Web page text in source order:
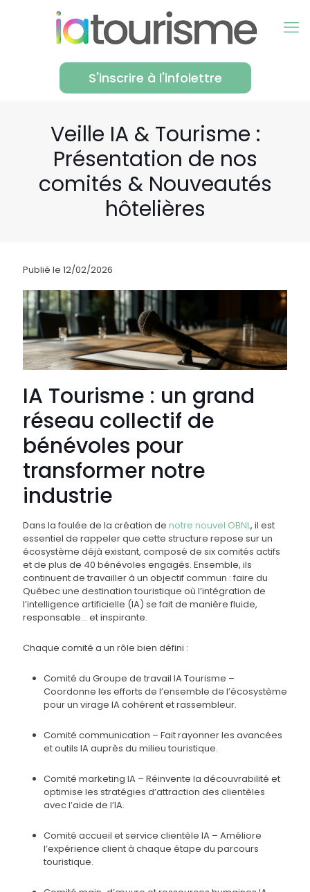
S'inscrire à l'infolettre
Veille IA & Tourisme :
Présentation de nos
comités & Nouveautés
hôtelières
Publié le 12/02/2026
IA Tourisme : un grand
réseau collectif de
bénévoles pour
transformer notre
industrie
Dans la foulée de la création de notre nouvel OBNL, il est
essentiel de rappeler que cette structure repose sur un
écosystème déjà existant, composé de six comités actifs
et de plus de 40 bénévoles engagés. Ensemble, ils
continuent de travailler à un objectif commun : faire du
Québec une destination touristique où l’intégration de
l’intelligence artificielle (IA) se fait de manière fluide,
responsable… et inspirante.
Chaque comité a un rôle bien défini :
Comité du Groupe de travail IA Tourisme –
Coordonne les efforts de l’ensemble de l’écosystème
pour un virage IA cohérent et rassembleur.
Comité communication – Fait rayonner les avancées
et outils IA auprès du milieu touristique.
Comité marketing IA – Réinvente la découvrabilité et
optimise les stratégies d’attraction des clientèles
avec l’aide de l’IA.
Comité accueil et service clientèle IA – Améliore
l’expérience client à chaque étape du parcours
touristique.